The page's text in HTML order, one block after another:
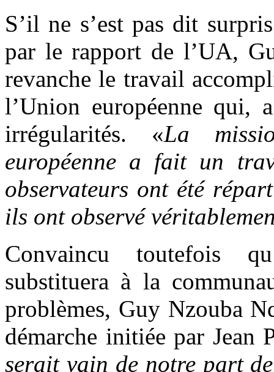
S’il ne s’est pas dit
par le rapport de l’UA,
revanche le travail
l’Union européenne qui,
irrégularités. «La
européenne a fait un
observateurs ont été
ils ont observé
Convaincu toutefois
substituera à la
problèmes, Guy Nzouba
démarche initiée par
serait vain de notre part